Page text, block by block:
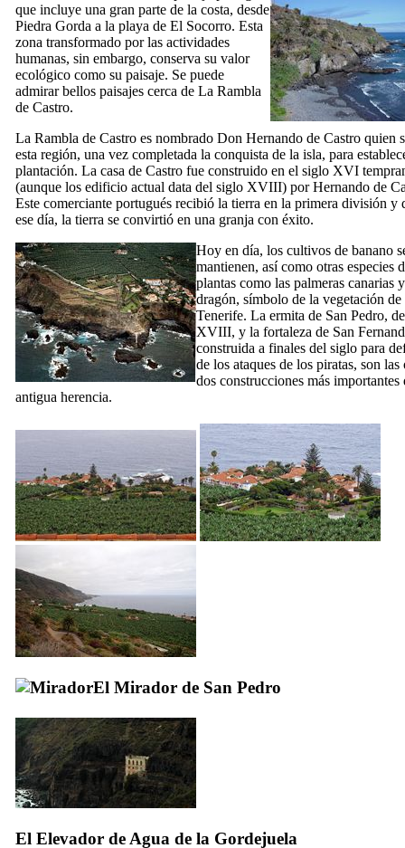
que incluye una gran parte de la costa, desde
Piedra Gorda a la playa de El Socorro. Esta
zona transformado por las actividades
humanas, sin embargo, conserva su valor
ecológico como su paisaje. Se puede
admirar bellos paisajes cerca de La Rambla
de Castro.
La Rambla de Castro es nombrado Don Hernando de Castro quien
esta región, una vez completada la conquista de la isla, para
plantación. La casa de Castro fue construido en el siglo XVI
(aunque los edificio actual data del siglo XVIII) porHernando de
Este comerciante portugués recibió la tierra en la primera división y
ese día, la tierra se convirtió en una granja con éxito.
Hoy en día, los cultivos de banano
mantienen, así como otras especies
plantas como las palmeras canarias
dragón, símbolo de la vegetación de
Tenerife. La ermita de San Pedro,
XVIII, y la fortaleza de San
construida a finales del siglo para
de los ataques de los piratas, son las
dos construcciones más importantes
antigua herencia.
El Mirador de San Pedro
El Elevador de Agua de la Gordejuela